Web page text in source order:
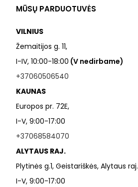
MŪSŲ PARDUOTUVĖS
VILNIUS
Žemaitijos g. 11,
I-IV, 10:00-18:00 (V nedirbame)
+37060506540
KAUNAS
Europos pr. 72E,
I-V, 9:00-17:00
+37068584070
ALYTAUS RAJ.
Plytinės g.1, Geistariškės, Alytaus raj.
I-V, 9:00-17:00